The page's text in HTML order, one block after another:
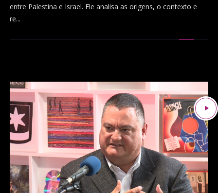
entre Palestina e Israel. Ele analisa as origens, o contexto e
re...